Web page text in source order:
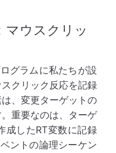
マウスクリッ
グラムに私たちが設
クリック反応を記録
、変更ターゲットの
重要なのは、ターゲ
成したRT変数に記録
ントの論理シーケン